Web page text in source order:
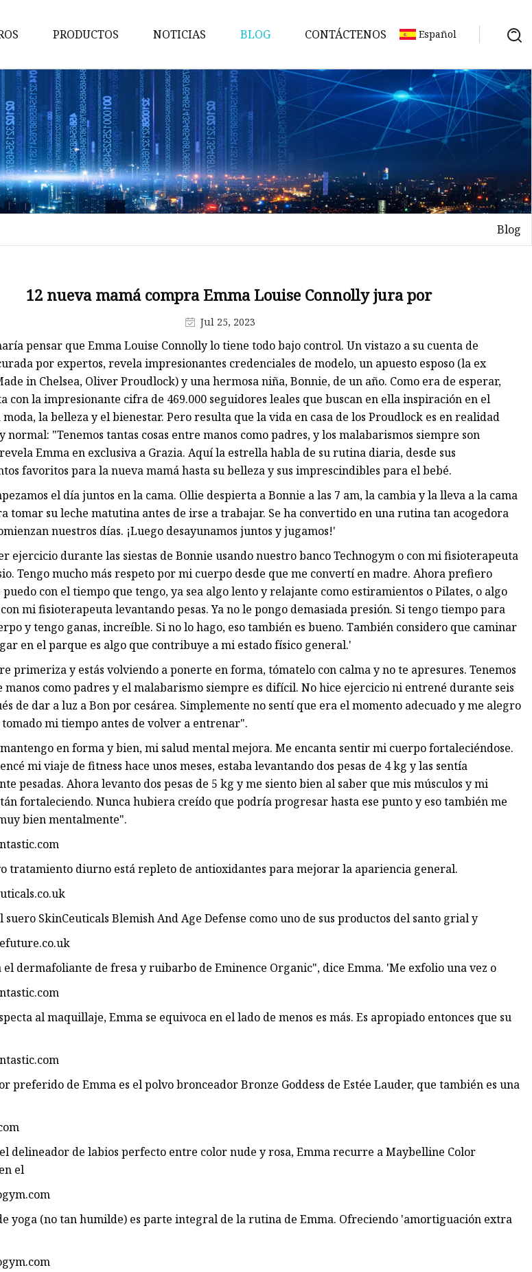
PRODUCTOS
Maquina de pruebas
Máquina de embalaje
Maquina de cortar
Máquina bronceadora
Perforadora
Máquina transportadora
Máquina de libros para niños
Máquina troqueladora de libros
Máquina cortadora de materiales
NOTICIAS BLOG CONTÁCTENOS Español
Blog
12 nueva mamá compra Emma Louise Connolly jura por
Jul 25, 2023
pensar que Emma Louise Connolly lo tiene todo bajo control. Un vistazo a su cuenta de
por expertos, revela impresionantes credenciales de modelo, un apuesto esposo (la ex
in Chelsea, Oliver Proudlock) y una hermosa niña, Bonnie, de un año. Como era de esperar,
con la impresionante cifra de 469.000 seguidores leales que buscan en ella inspiración en el
la belleza y el bienestar. Pero resulta que la vida en casa de los Proudlock es en realidad
normal: "Tenemos tantas cosas entre manos como padres, y los malabarismos siempre son
Emma en exclusiva a Grazia. Aquí la estrella habla de su rutina diaria, desde sus
favoritos para la nueva mamá hasta su belleza y sus imprescindibles para el bebé.
el día juntos en la cama. Ollie despierta a Bonnie a las 7 am, la cambia y la lleva a la cama
tomar su leche matutina antes de irse a trabajar. Se ha convertido en una rutina tan acogedora
nuestros días. ¡Luego desayunamos juntos y jugamos!'
ejercicio durante las siestas de Bonnie usando nuestro banco Technogym o con mi fisioterapeuta
Tengo mucho más respeto por mi cuerpo desde que me convertí en madre. Ahora prefiero
con el tiempo que tengo, ya sea algo lento y relajante como estiramientos o Pilates, o algo
mi fisioterapeuta levantando pesas. Ya no le pongo demasiada presión. Si tengo tiempo para
y tengo ganas, increíble. Si no lo hago, eso también es bueno. También considero que caminar
en el parque es algo que contribuye a mi estado físico general.'
primeriza y estás volviendo a ponerte en forma, tómatelo con calma y no te apresures. Tenemos
manos como padres y el malabarismo siempre es difícil. No hice ejercicio ni entrené durante seis
de dar a luz a Bon por cesárea. Simplemente no sentí que era el momento adecuado y me alegro
mi tiempo antes de volver a entrenar".
en forma y bien, mi salud mental mejora. Me encanta sentir mi cuerpo fortaleciéndose.
mi viaje de fitness hace unos meses, estaba levantando dos pesas de 4 kg y las sentía
pesadas. Ahora levanto dos pesas de 5 kg y me siento bien al saber que mis músculos y mi
fortaleciendo. Nunca hubiera creído que podría progresar hasta ese punto y eso también me
bien mentalmente".
tratamiento diurno está repleto de antioxidantes para mejorar la apariencia general.
suero SkinCeuticals Blemish And Age Defense como uno de sus productos del santo grial y
el dermafoliante de fresa y ruibarbo de Eminence Organic", dice Emma. 'Me exfolio una vez o
al maquillaje, Emma se equivoca en el lado de menos es más. Es apropiado entonces que su
preferido de Emma es el polvo bronceador Bronze Goddess de Estée Lauder, que también es una
delineador de labios perfecto entre color nude y rosa, Emma recurre a Maybelline Color
el
yoga (no tan humilde) es parte integral de la rutina de Emma. Ofreciendo 'amortiguación extra